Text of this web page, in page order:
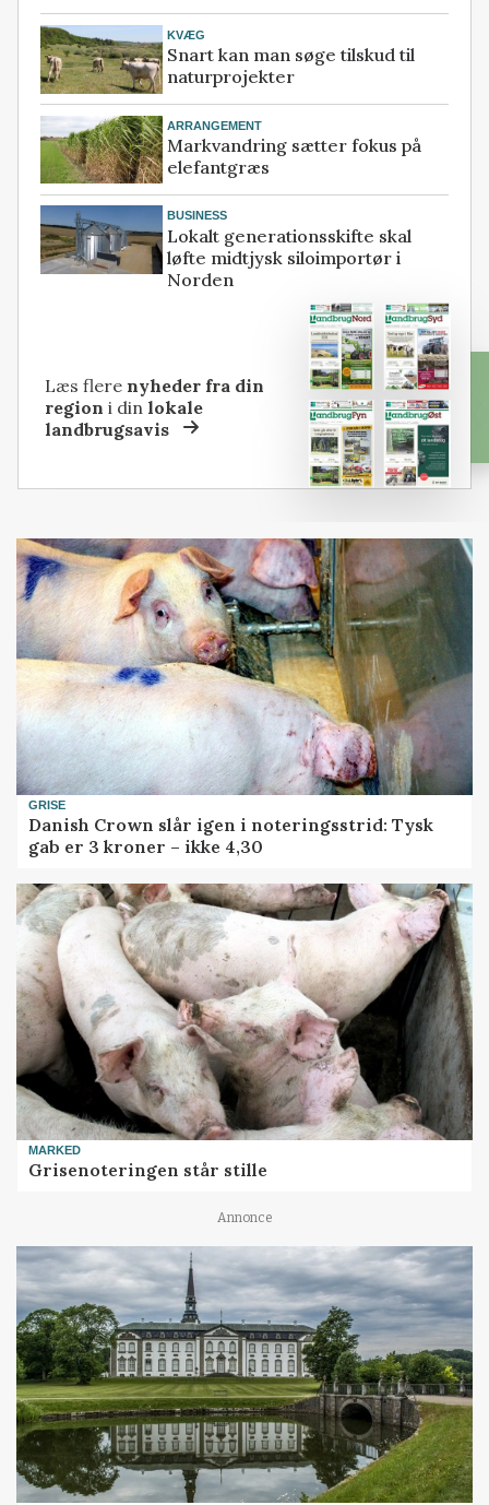
KVÆG
Snart kan man søge tilskud til
naturprojekter
ARRANGEMENT
Markvandring sætter fokus på
elefantgræs
BUSINESS
Lokalt generationsskifte skal
løfte midtjysk siloimportør i
Norden
Læs flere nyheder fra din
region i dinlokale
landbrugsavis
GRISE
Danish Crown slår igen i noteringsstrid: Tysk
gab er 3 kroner – ikke 4,30
MARKED
Grisenoteringen står stille
Annonce